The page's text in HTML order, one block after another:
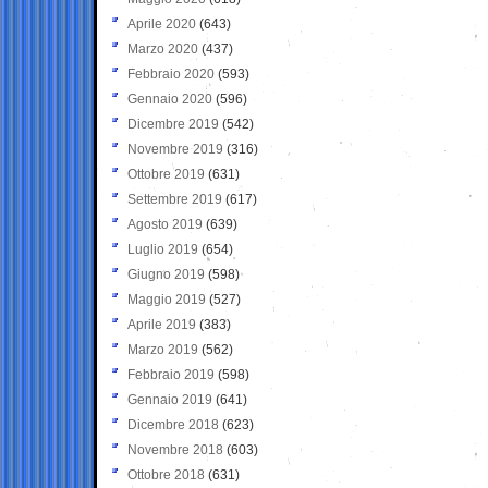
Aprile 2020 (643)
Marzo 2020 (437)
Febbraio 2020 (593)
Gennaio 2020 (596)
Dicembre 2019 (542)
Novembre 2019 (316)
Ottobre 2019 (631)
Settembre 2019 (617)
Agosto 2019 (639)
Luglio 2019 (654)
Giugno 2019 (598)
Maggio 2019 (527)
Aprile 2019 (383)
Marzo 2019 (562)
Febbraio 2019 (598)
Gennaio 2019 (641)
Dicembre 2018 (623)
Novembre 2018 (603)
Ottobre 2018 (631)